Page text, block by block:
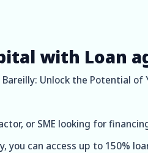
with Loan
Unlock the Potential of
or SME looking for
you can access up to 150%